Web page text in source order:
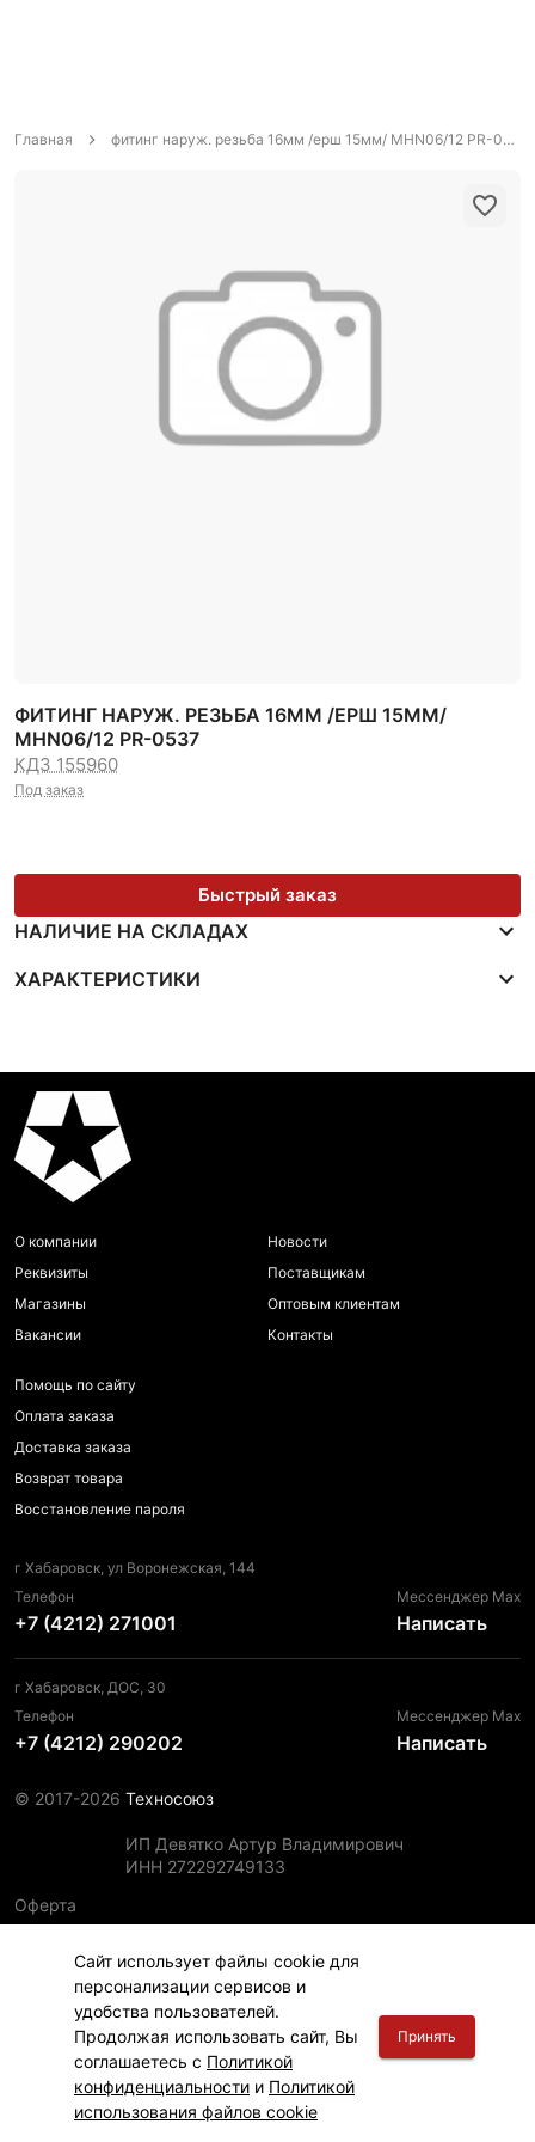
Сайт использует файлы cookie для
персонализации сервисов и
удобства пользователей.
Продолжая использовать сайт, Вы
соглашаетесь с Политикой
конфиденциальности и Политикой
использования файлов cookie
Принять
Главная Финансы Каталог
Главная фитинг наруж. резьба 16мм /ерш 15мм/ MHN06/12 PR-0537
ФИТИНГ НАРУЖ. РЕЗЬБА 16ММ /ЕРШ 15ММ/
MHN06/12 PR-0537
КДЗ 155960
Под заказ
Быстрый заказ
НАЛИЧИЕ НА СКЛАДАХ
ХАРАКТЕРИСТИКИ
О компании
Реквизиты
Магазины
Вакансии
Новости
Поставщикам
Оптовым клиентам
Контакты
Помощь по сайту
Оплата заказа
Доставка заказа
Возврат товара
Восстановление пароля
г Хабаровск, ул Воронежская, 144
Телефон
+7 (4212) 271001
Мессенджер Max
Написать
г Хабаровск, ДОС, 30
Телефон
+7 (4212) 290202
Мессенджер Max
Написать
© 2017-2026 Техносоюз
ИП Девятко Артур Владимирович
ИНН 272292749133
Оферта
Политика конфиденциальности
Политика использования файлов cookie
Информация для правообладателей